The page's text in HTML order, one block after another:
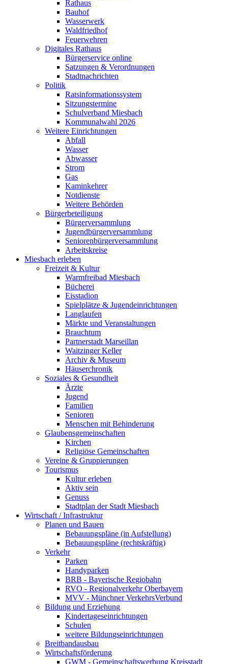
Rathaus
Bauhof
Wasserwerk
Waldfriedhof
Feuerwehren
Digitales Rathaus
Bürgerservice online
Satzungen & Verordnungen
Stadtnachrichten
Politik
Ratsinformationssystem
Sitzungstermine
Schulverband Miesbach
Kommunalwahl 2026
Weitere Einrichtungen
Abfall
Wasser
Abwasser
Strom
Gas
Kaminkehrer
Notdienste
Weitere Behörden
Bürgerbeteiligung
Bürgerversammlung
Jugendbürgerversammlung
Seniorenbürgerversammlung
Arbeitskreise
Miesbach erleben
Freizeit & Kultur
Warmfreibad Miesbach
Bücherei
Eisstadion
Spielplätze & Jugendeinrichtungen
Langlaufen
Märkte und Veranstaltungen
Brauchtum
Partnerstadt Marseillan
Waitzinger Keller
Archiv & Museum
Häuserchronik
Soziales & Gesundheit
Ärzte
Jugend
Familien
Senioren
Menschen mit Behinderung
Glaubensgemeinschaften
Kirchen
Religiöse Gemeinschaften
Vereine & Gruppierungen
Tourismus
Kultur erleben
Aktiv sein
Genuss
Stadtplan der Stadt Miesbach
Wirtschaft / Infrastruktur
Planen und Bauen
Bebauungspläne (in Aufstellung)
Bebauungspläne (rechtskräftig)
Verkehr
Parken
Handyparken
BRB - Bayerische Regiobahn
RVO - Regionalverkehr Oberbayern
MVV - Münchner VerkehrsVerbund
Bildung und Erziehung
Kindertageseinrichtungen
Schulen
weitere Bildungseinrichtungen
Breitbandausbau
Wirtschaftsförderung
GWM - Gemeinschaftswerbung Kreisstadt